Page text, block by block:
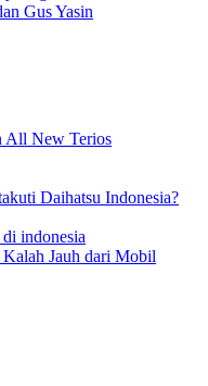
Gus Yasin
All New Terios
Daihatsu Indonesia?
Jauh dari Mobil